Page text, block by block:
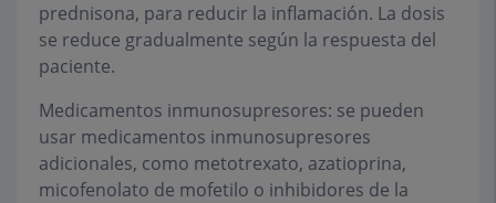
prednisona, para reducir la inflamación. La dosis
se reduce gradualmente según la respuesta del
paciente.
Medicamentos inmunosupresores: se pueden
usar medicamentos inmunosupresores
adicionales, como metotrexato, azatioprina,
micofenolato de mofetilo o inhibidores de la